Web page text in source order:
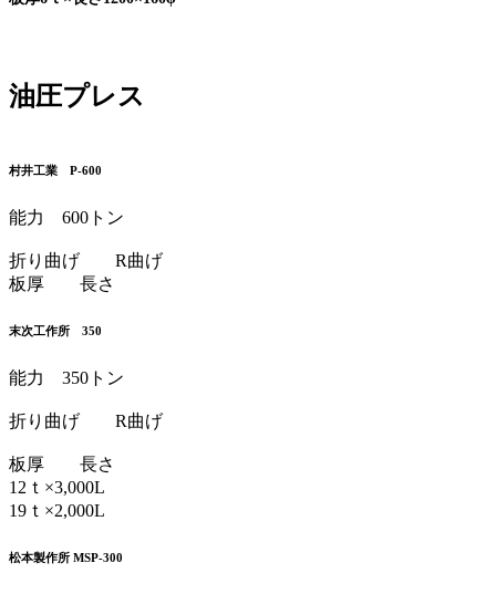
油圧プレス
村井工業 P-600
能力 600トン
折り曲げ R曲げ
板厚 長さ
末次工作所 350
能力 350トン
折り曲げ R曲げ
板厚 長さ
12ｔ×3,000L
19ｔ×2,000L
松本製作所 MSP-300